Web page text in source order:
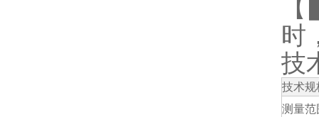
时
技
技术规
测量范